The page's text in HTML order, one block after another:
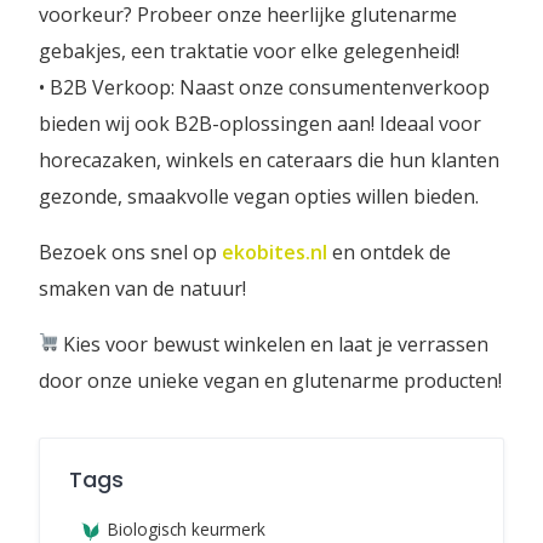
voorkeur? Probeer onze heerlijke glutenarme
gebakjes, een traktatie voor elke gelegenheid!
• B2B Verkoop: Naast onze consumentenverkoop
bieden wij ook B2B-oplossingen aan! Ideaal voor
horecazaken, winkels en cateraars die hun klanten
gezonde, smaakvolle vegan opties willen bieden.
Bezoek ons snel op ekobites.nl en ontdek de
smaken van de natuur!
Kies voor bewust winkelen en laat je verrassen
door onze unieke vegan en glutenarme producten!
Tags
Biologisch keurmerk